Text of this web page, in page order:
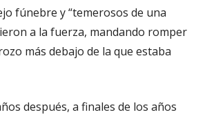
fúnebre y “temerosos de una
a la fuerza, mandando romper
más debajo de la que estaba
después, a finales de los años